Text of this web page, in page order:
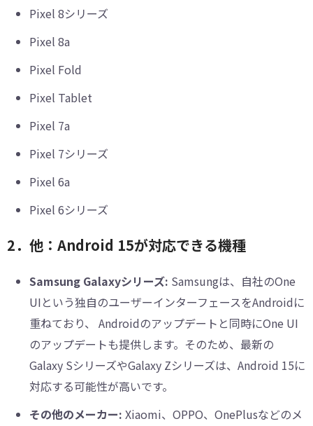
Pixel 8シリーズ
Pixel 8a
Pixel Fold
Pixel Tablet
Pixel 7a
Pixel 7シリーズ
Pixel 6a
Pixel 6シリーズ
2．他：Android 15が対応できる機種
Samsung Galaxyシリーズ: Samsungは、自社のOne
UIという独自のユーザーインターフェースをAndroidに
重ねており、 Androidのアップデートと同時にOne UI
のアップデートも提供します。そのため、最新の
Galaxy SシリーズやGalaxy Zシリーズは、Android 15に
対応する可能性が高いです。
その他のメーカー: Xiaomi、OPPO、OnePlusなどのメ